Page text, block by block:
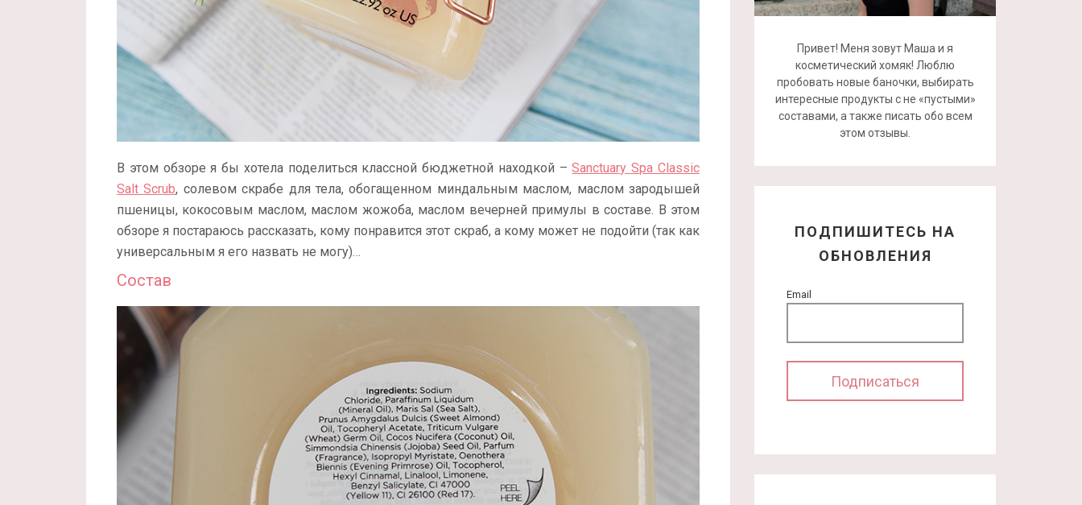
В этом обзоре я бы хотела поделиться классной бюджетной находкой –Sanctuary Spa Classic
Salt Scrub, солевом скрабе для тела, обогащенном миндальным маслом, маслом зародышей
пшеницы, кокосовым маслом, маслом жожоба, маслом вечерней примулы в составе. В этом
обзоре я постараюсь рассказать, кому понравится этот скраб, а кому может не подойти (так как
универсальным я его назвать не могу)…
Состав
Привет! Меня зовут Маша и я
косметический хомяк! Люблю
пробовать новые баночки, выбирать
интересные продукты с не «пустыми»
составами, а также писать обо всем
этом отзывы.
ПОДПИШИТЕСЬ НА
ОБНОВЛЕНИЯ
Email